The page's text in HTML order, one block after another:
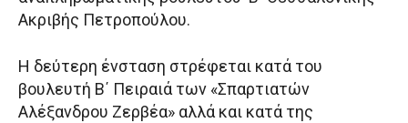
Ακριβής Πετροπούλου.
Η δεύτερη ένσταση στρέφεται κατά του
βουλευτή Β΄ Πειραιά των «Σπαρτιατών
Αλέξανδρου Ζερβέα» αλλά και κατά της